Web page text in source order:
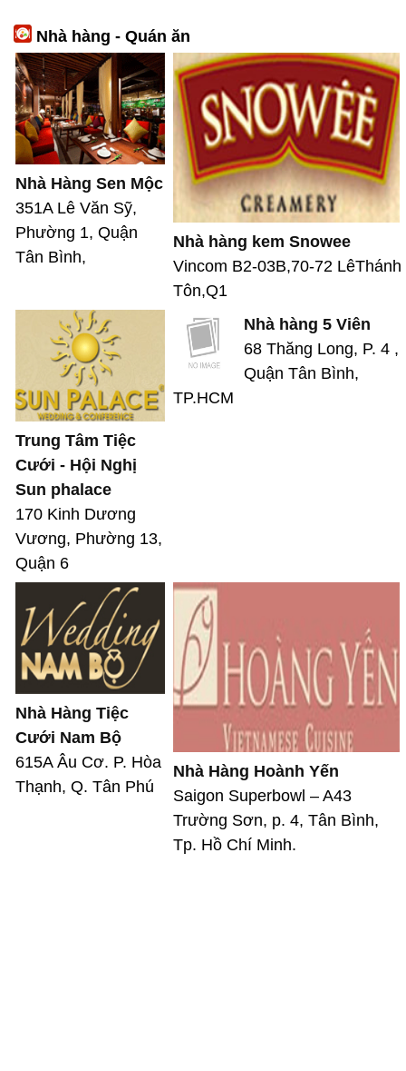
Nhà hàng - Quán ăn
Nhà Hàng Sen Mộc
351A Lê Văn Sỹ,
Phường 1, Quận
Tân Bình,
Nhà hàng kem Snowee
Vincom B2-03B,70-72 LêThánh
Tôn,Q1
Trung Tâm Tiệc
Cưới - Hội Nghị
Sun phalace
170 Kinh Dương
Vương, Phường 13,
Quận 6
Nhà hàng 5 Viên
68 Thăng Long, P. 4 ,
Quận Tân Bình,
TP.HCM
Nhà Hàng Tiệc
Cưới Nam Bộ
615A Âu Cơ. P. Hòa
Thạnh, Q. Tân Phú
Nhà Hàng Hoành Yến
Saigon Superbowl – A43
Trường Sơn, p. 4, Tân Bình,
Tp. Hồ Chí Minh.